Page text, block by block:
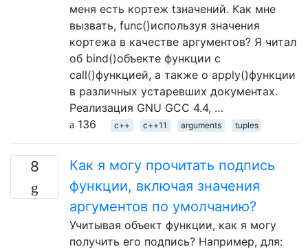
меня есть кортеж tзначений. Как мне
вызвать, func()используя значения
кортежа в качестве аргументов? Я читал
об bind()объекте функции с
call()функцией, а также о apply()функции
в различных устаревших документах.
Реализация GNU GCC 4.4, …
136
c++ c++11 arguments tuples
8
Как я могу прочитать подпись
функции, включая значения
аргументов по умолчанию?
Учитывая объект функции, как я могу
получить его подпись? Например, для: